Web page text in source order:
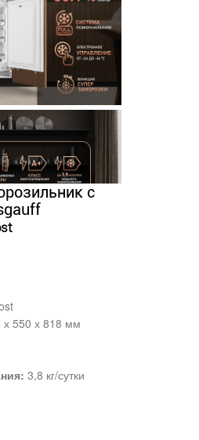
с
х 550 х 818 мм
3,8 кг/сутки